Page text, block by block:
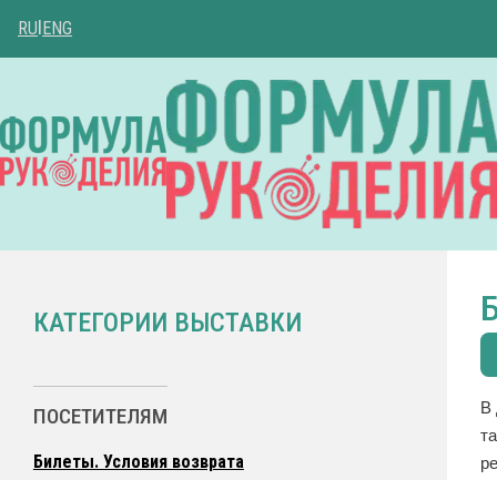
RU ENG
КАТЕГОРИИ ВЫСТАВКИ
ПОСЕТИТЕЛЯМ
Билеты. Условия возврата
В